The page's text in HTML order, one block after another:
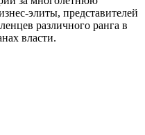
элиты, представителей
различного ранга в
власти.